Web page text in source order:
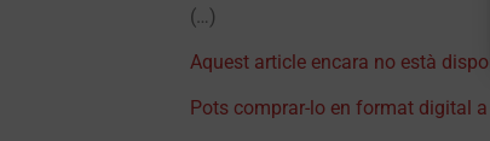
(…)
Aquest article encara no està
Pots comprar-lo en format digital a